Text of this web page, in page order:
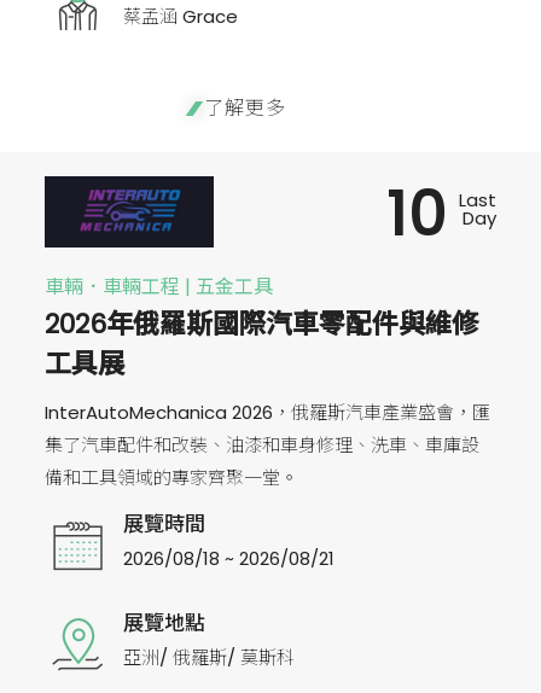
蔡孟涵 Grace
了解更多
車輛．車輛工程 | 五金工具
2026年俄羅斯國際汽車零配件與維修
工具展
InterAutoMechanica 2026，俄羅斯汽車產業盛會，匯
集了汽車配件和改裝、油漆和車身修理、洗車、車庫設
備和工具領域的專家齊聚一堂。
展覽時間
2026/08/18 ~ 2026/08/21
展覽地點
亞洲/ 俄羅斯/ 莫斯科
10 Last
Day